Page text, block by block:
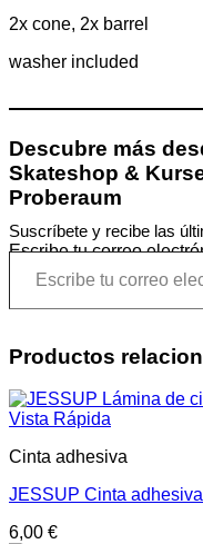
2x cone, 2x barrel
washer included
Descubre más
Skateshop &
Proberaum
Suscríbete y recibe las
Escribe tu correo
Productos
Vista Rápida
Cinta adhesiva
JESSUP Cinta
6,00 €